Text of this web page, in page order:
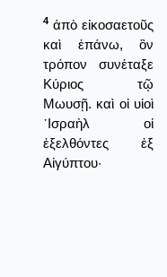
4 ἀπὸ εἰκοσαετοῦς
καὶ ἐπάνω, ὃν
τρόπον συνέταξε
Κύριος τῷ
Μωυσῇ. καὶ οἱ υἱοὶ
᾿Ισραὴλ οἱ
ἐξελθόντες ἐξ
Αἰγύπτου·